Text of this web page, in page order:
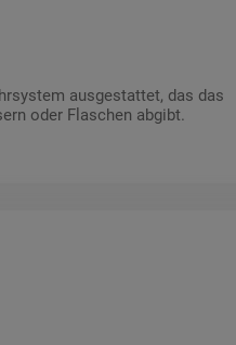
ausgestattet, das das
oder Flaschen abgibt.